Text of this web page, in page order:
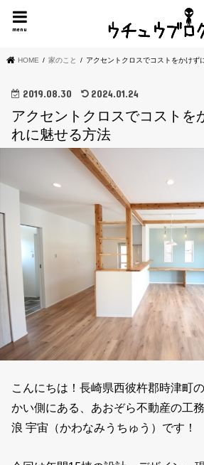
menu
HOME 家のこと アクセントクロスでコストをかけず
2019.08.30 2024.01.24
アクセントクロスでコストを
れに魅せる方法
こんにちは！長崎県西彼杵郡時津町
かい側にある、あおぞら不動産の工
浪 宇宙（かわなみうちゅう）です！